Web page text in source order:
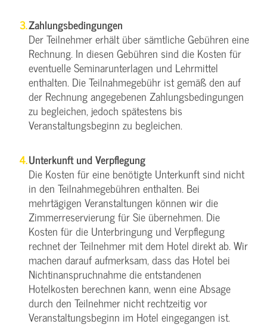
Zahlungsbedingungen
Der Teilnehmer erhält über sämtliche Gebühren eine
Rechnung. In diesen Gebühren sind die Kosten für
eventuelle Seminarunterlagen und Lehrmittel
enthalten. Die Teilnahmegebühr ist gemäß den auf
der Rechnung angegebenen Zahlungsbedingungen
zu begleichen, jedoch spätestens bis
Veranstaltungsbeginn zu begleichen.
Unterkunft und Verpflegung
Die Kosten für eine benötigte Unterkunft sind nicht
in den Teilnahmegebühren enthalten. Bei
mehrtägigen Veranstaltungen können wir die
Zimmerreservierung für Sie übernehmen. Die
Kosten für die Unterbringung und Verpflegung
rechnet der Teilnehmer mit dem Hotel direkt ab. Wir
machen darauf aufmerksam, dass das Hotel bei
Nichtinanspruchnahme die entstandenen
Hotelkosten berechnen kann, wenn eine Absage
durch den Teilnehmer nicht rechtzeitig vor
Veranstaltungsbeginn im Hotel eingegangen ist.